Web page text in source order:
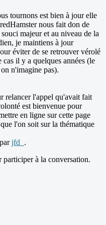
tournons est bien à jour elle
nous fait don de
majeur et au niveau de la
je maintiens à jour
éviter de se retrouver vérolé
il y a quelques années (le
n'imagine pas).
relancer l'appel qu'avait fait
est bienvenue pour
en ligne sur cette page
l'on soit sur la thématique
jfd_ .
participer à la conversation.